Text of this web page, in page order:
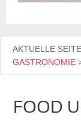
AKTUELLE
GASTRONOMIE
FOOD